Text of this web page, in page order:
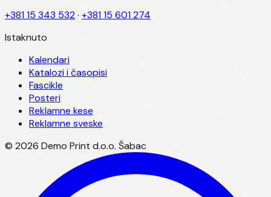
+381 15 343 532· +381 15 601 274
Istaknuto
Kalendari
Katalozi i časopisi
Fascikle
Posteri
Reklamne kese
Reklamne sveske
© 2026 Demo Print d.o.o. Šabac